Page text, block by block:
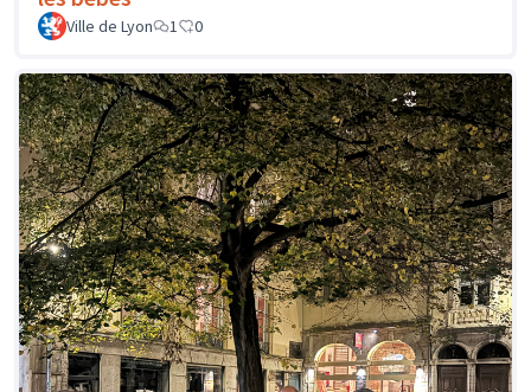
Ville de Lyon 1 0